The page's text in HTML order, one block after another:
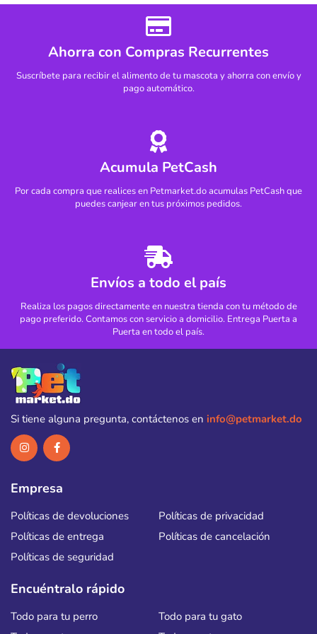
Contraindicaciones y Precauciones
Uso veterinario.
Ahorra con Compras Recurrentes
Suscríbete para recibir el alimento de tu mascota y ahorra con envío y
pago automático.
Acumula PetCash
Por cada compra que realices en Petmarket.do acumulas PetCash que
puedes canjear en tus próximos pedidos.
Envíos a todo el país
Realiza los pagos directamente en nuestra tienda con tu método de
pago preferido. Contamos con servicio a domicilio. Entrega Puerta a
Puerta en todo el país.
Si tiene alguna pregunta, contáctenos en info@petmarket.do
Empresa
Políticas de devoluciones
Políticas de privacidad
Políticas de entrega
Políticas de cancelación
Políticas de seguridad
Encuéntralo rápido
Todo para tu perro
Todo para tu gato